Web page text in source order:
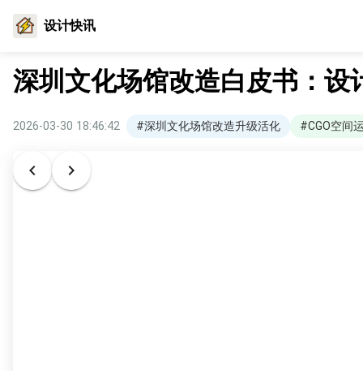
设计快讯
深圳文化场馆改造白皮书：设
2026-03-30 18:46:42 #深圳文化场馆改造升级活化 #CGO空间